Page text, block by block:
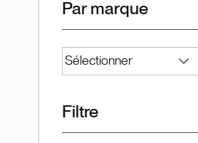
Par marque
Filtre